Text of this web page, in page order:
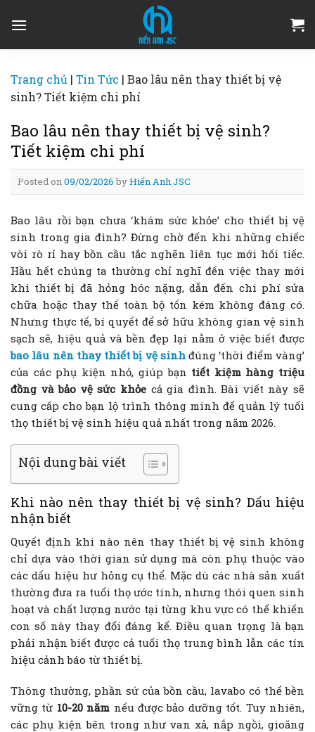
Trang chủ | Tin Tức | Bao lâu nên thay thiết bị vệ
sinh? Tiết kiệm chi phí
Bao lâu nên thay thiết bị vệ sinh?
Tiết kiệm chi phí
Posted on09/02/2026 byHiển Anh JSC
Bao lâu rồi bạn chưa ‘khám sức khỏe’ cho thiết bị vệ
sinh trong gia đình? Đừng chờ đến khi những chiếc
vòi rò rỉ hay bồn cầu tắc nghẽn liên tục mới hối tiếc.
Hầu hết chúng ta thường chỉ nghĩ đến việc thay mới
khi thiết bị đã hỏng hóc nặng, dẫn đến chi phí sửa
chữa hoặc thay thế toàn bộ tốn kém không đáng có.
Nhưng thực tế, bí quyết để sở hữu không gian vệ sinh
sạch sẽ, hiệu quả và bền đẹp lại nằm ở việc biết được
bao lâu nên thay thiết bị vệ sinhđúng ‘thời điểm vàng’
của các phụ kiện nhỏ, giúp bạn tiết kiệm hàng triệu
đồng và bảo vệ sức khỏecả gia đình. Bài viết này sẽ
cung cấp cho bạn lộ trình thông minh để quản lý tuổi
thọ thiết bị vệ sinh hiệu quả nhất trong năm 2026.
Nội dung bài viết
Khi nào nên thay thiết bị vệ sinh? Dấu hiệu
nhận biết
Quyết định khi nào nên thay thiết bị vệ sinh không
chỉ dựa vào thời gian sử dụng mà còn phụ thuộc vào
các dấu hiệu hư hỏng cụ thể. Mặc dù các nhà sản xuất
thường đưa ra tuổi thọ ước tính, nhưng thói quen sinh
hoạt và chất lượng nước tại từng khu vực có thể khiến
con số này thay đổi đáng kể. Điều quan trọng là bạn
phải nhận biết được cả tuổi thọ trung bình lẫn các tín
hiệu cảnh báo từ thiết bị.
Thông thường, phần sứ của bồn cầu, lavabo có thể bền
vững từ 10-20 năm nếu được bảo dưỡng tốt. Tuy nhiên,
các phụ kiện bên trong như van xả, nắp ngồi, gioăng